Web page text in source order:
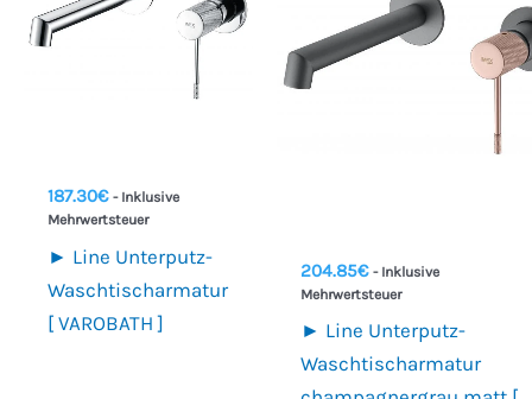
187.30€ - Inklusive
Mehrwertsteuer
► Line Unterputz-
Waschtischarmatur
[ VAROBATH ]
204.85€ - Inklusive
Mehrwertsteuer
► Line Unterputz-
Waschtischarmatur